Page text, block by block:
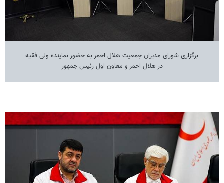
برگزاری شورای مدیران جمعیت هلال احمر به حضور نماینده ولی فقیه
در هلال احمر و معاون اول رئیس جمهور